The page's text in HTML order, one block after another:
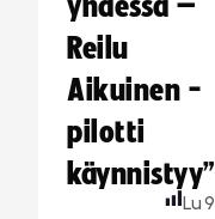
yhdessä –
Reilu
Aikuinen -
pilotti
käynnistyy”
Lu9